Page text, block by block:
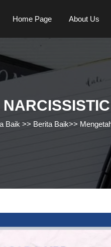
Home Page About Us
Baik >> Berita Baik>>